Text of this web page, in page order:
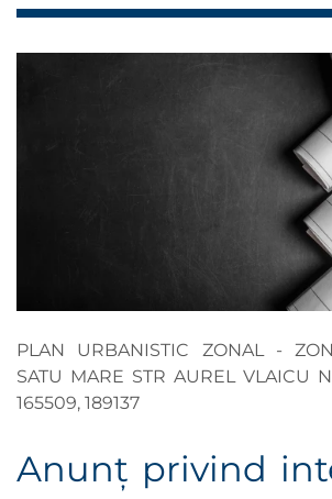
PLAN URBANISTIC ZONAL -
SATU MARE STR AUREL VLAICU
165509, 189137
Anunţ privind